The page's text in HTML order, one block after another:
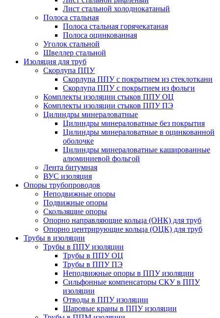
Лист стальной холоднокатаный
Полоса стальная
Полоса стальная горячекатаная
Полоса оцинкованная
Уголок стальной
Швеллер стальной
Изоляция для труб
Скорлупа ППУ
Скорлупа ППУ с покрытием из стеклоткани
Скорлупа ППУ с покрытием из фольги
Комплекты изоляции стыков ППУ ОЦ
Комплекты изоляции стыков ППУ ПЭ
Цилиндры минераловатные
Цилиндры минераловатные без покрытия
Цилиндры минераловатные в оцинкованной
оболочке
Цилиндры минераловатные кашированные
алюминиевой фольгой
Лента битумная
ВУС изоляция
Опоры трубопроводов
Неподвижные опоры
Подвижные опоры
Скользящие опоры
Опорно направляющие кольца (ОНК) для труб
Опорно центрирующие кольца (ОЦК) для труб
Трубы в изоляции
Трубы в ППУ изоляции
Трубы в ППУ ОЦ
Трубы в ППУ ПЭ
Неподвижные опоры в ППУ изоляции
Сильфонные компенсаторы СКУ в ППУ
изоляции
Отводы в ППУ изоляции
Шаровые краны в ППУ изоляции